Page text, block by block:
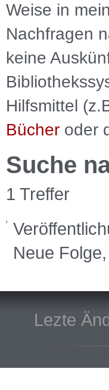
Weise in
Nachfragen
keine
Hilfsmittel
Bücher oder
Suche
1 Treffer
Neue
Lezte